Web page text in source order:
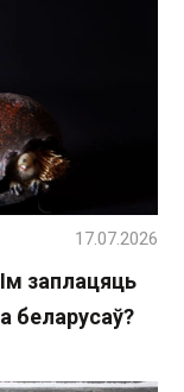
заплацяць
беларусаў?
17.07.2026